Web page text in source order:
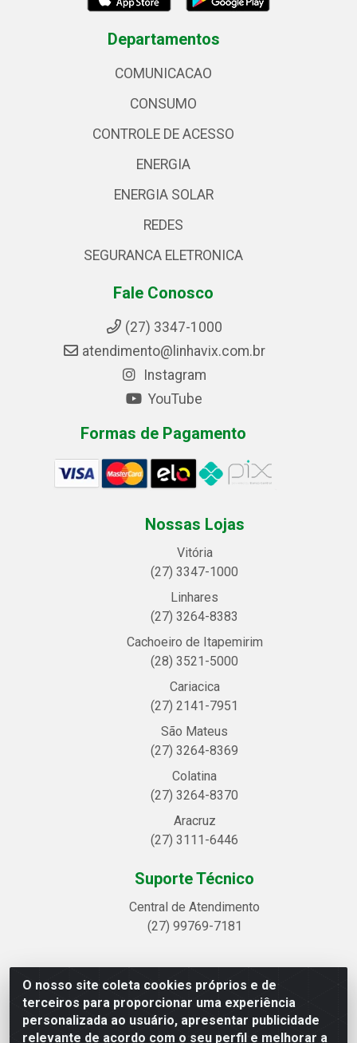
O nosso site coleta cookies próprios e de
terceiros para proporcionar uma experiência
personalizada ao usuário, apresentar publicidade
relevante de acordo com o seu perfil e melhorar a
Departamentos
COMUNICACAO
CONSUMO
CONTROLE DE ACESSO
ENERGIA
ENERGIA SOLAR
REDES
SEGURANCA ELETRONICA
Fale Conosco
(27) 3347-1000
atendimento@linhavix.com.br
Instagram
YouTube
Formas de Pagamento
Nossas Lojas
Vitória
(27) 3347-1000
Linhares
(27) 3264-8383
Cachoeiro de Itapemirim
(28) 3521-5000
Cariacica
(27) 2141-7951
São Mateus
(27) 3264-8369
Colatina
(27) 3264-8370
Aracruz
(27) 3111-6446
Suporte Técnico
Central de Atendimento
(27) 99769-7181
Linhavix Distribuidora LTDA - Avenida Alegre, 2521 -
Quadra314 Lote 05 e 07 - Shell, Linhares/ES - CEP 29.901-605
- CNPJ 20.857.514/0001-75